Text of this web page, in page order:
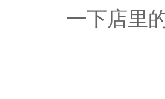
一下店里